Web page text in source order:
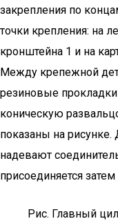
закрепления по
точки крепления: на
кронштейна 1 и на
Между крепежной
резиновые
коническую
показаны на
надевают
присоединяется
Рис. Главный